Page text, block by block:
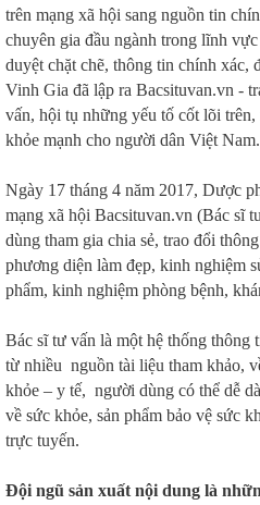
trên mạng xã hội sang nguồn tin
chuyên gia đầu ngành trong lĩnh
duyệt chặt chẽ, thông tin chính xác,
Vinh Gia đã lập ra Bacsituvan.vn -
vấn, hội tụ những yếu tố cốt lõi trên,
khỏe mạnh cho người dân Việt Nam.
Ngày 17 tháng 4 năm 2017, Dược
mạng xã hội Bacsituvan.vn (Bác sĩ
dùng tham gia chia sẻ, trao đổi
phương diện làm đẹp, kinh nghiệm
phẩm, kinh nghiệm phòng bệnh,
Bác sĩ tư vấn là một hệ thống thông
từ nhiều nguồn tài liệu tham khảo,
khỏe – y tế, người dùng có thể dễ
về sức khỏe, sản phẩm bảo vệ sức
trực tuyến.
Đội ngũ sản xuất nội dung là